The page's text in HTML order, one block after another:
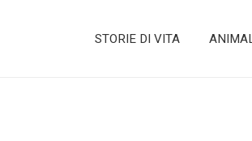
STORIE DI VITA ANIMAL